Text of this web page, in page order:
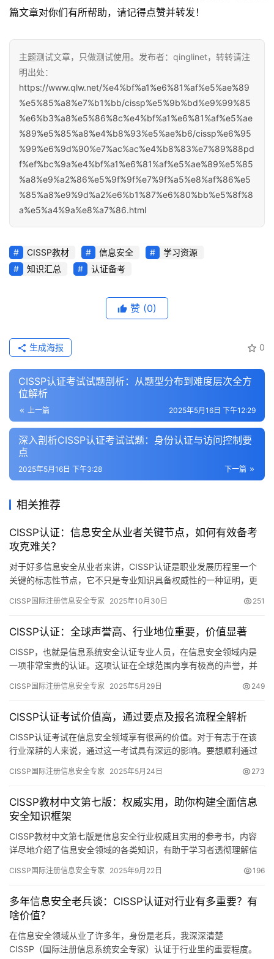
篇文章对你们有所帮助，请记得点赞并转发！
主题测试文章，只做测试使用。发布者：qinglinet，转转请注
明出处：
https://www.qlw.net/%e4%bf%a1%e6%81%af%e5%ae%89
%e5%85%a8%e7%b1%bb/cissp%e5%9b%bd%e9%99%85
%e6%b3%a8%e5%86%8c%e4%bf%a1%e6%81%af%e5%ae
%89%e5%85%a8%e4%b8%93%e5%ae%b6/cissp%e6%95
%99%e6%9d%90%e7%ac%ac%e4%b8%83%e7%89%88pd
f%ef%bc%9a%e4%bf%a1%e6%81%af%e5%ae%89%e5%85
%a8%e9%a2%86%e5%9f%9f%e7%9f%a5%e8%af%86%e5
%85%a8%e9%9d%a2%e6%b1%87%e6%80%bb%e5%8f%8
a%e5%a4%9a%e8%a7%86.html
CISSP教材 信息安全
学习资源
知识汇总
认证备考
赞 (0)
0
生成海报
CISSP认证考试试题剖析：从题型分布到难度层次全方
位解析
上一篇 2025年5月16日 下午12:29
深入剖析CISSP认证考试试题：身份认证与访问控制要
点
下一篇
2025年5月16日 下午3:28
相关推荐
CISSP认证：信息安全从业者关键节点，如何有效备考
攻克难关？
对于好多信息安全从业者来讲，CISSP认证是职业发展历程里一个
关键的标志性节点，它不只是专业知识具备权威性的一种证明，更
CISSP国际注册信息安全专家 2025年10月30日 251
CISSP认证：全球声誉高、行业地位重要，价值显著
CISSP，也就是信息系统安全认证专业人员，在信息安全领域内是
一项非常宝贵的认证。这项认证在全球范围内享有极高的声誉，并
CISSP国际注册信息安全专家 2025年5月29日 249
CISSP认证考试价值高，通过要点及报名流程全解析
CISSP认证考试在信息安全领域享有很高的价值。对于有志于在该
行业深耕的人来说，通过这一考试具有深远的影响。要想顺利通过
CISSP国际注册信息安全专家 2025年5月24日 273
CISSP教材中文第七版：权威实用，助你构建全面信息
安全知识框架
CISSP教材中文第七版是信息安全行业权威且实用的参考书，内容
详尽地介绍了信息安全领域的各类知识，有助于学习者透彻理解信
CISSP国际注册信息安全专家 2025年9月22日 196
多年信息安全老兵谈：CISSP认证对行业有多重要？有
啥价值？
在信息安全领域从业了许多年，身份是老兵，我深深清楚
CISSP（国际注册信息系统安全专家）认证于行业里的重要程度。